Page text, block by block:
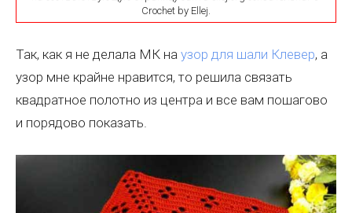
Crochet by Ellej.
Так, как я не делала МК на узор для шали Клевер, а
узор мне крайне нравится, то решила связать
квадратное полотно из центра и все вам пошагово
и порядово показать.